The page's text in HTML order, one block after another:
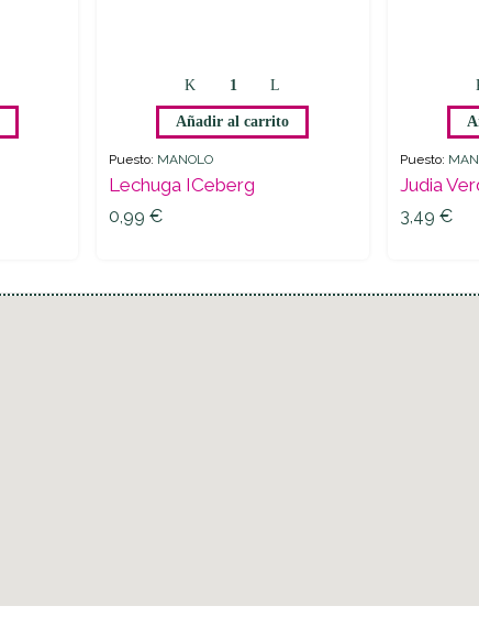
Añadir al carrito
0,99€
Puesto: MANOLO
Lechuga ICeberg
0,99€
3,49€
Puesto:
Judia
3,49 €